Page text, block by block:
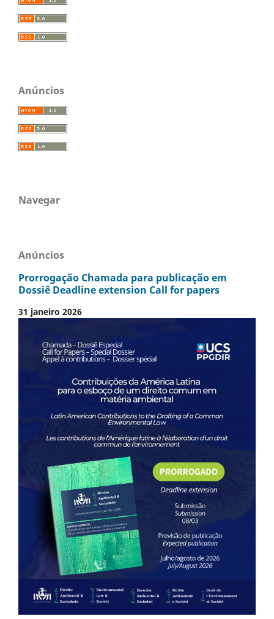
Anúncios
Navegar
Anúncios
Prorrogação Chamada para publicação em
Dossiê Deadline extension Call for papers
31 janeiro 2026